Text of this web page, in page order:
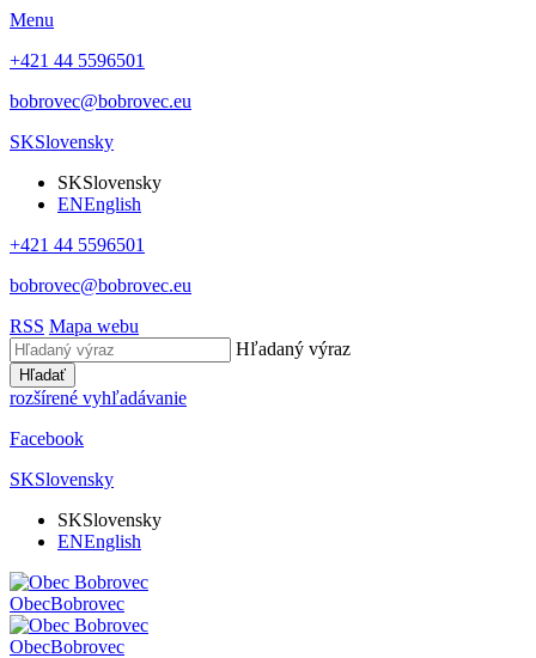
Menu
+421 44 5596501
bobrovec@bobrovec.eu
SKSlovensky
SKSlovensky
ENEnglish
+421 44 5596501
bobrovec@bobrovec.eu
RSS Mapa webu
Hľadaný výraz
Hľadať
rozšírené vyhľadávanie
Facebook
SKSlovensky
SKSlovensky
ENEnglish
ObecBobrovec
ObecBobrovec